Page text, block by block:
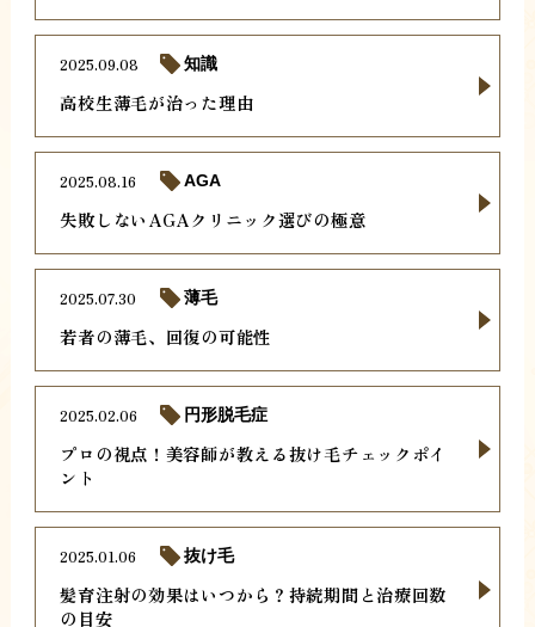
高校生薄毛が治った理由
2025.09.08 知識
失敗しないAGAクリニック選びの極意
2025.08.16 AGA
若者の薄毛、回復の可能性
2025.07.30 薄毛
プロの視点！美容師が教える抜け毛チェックポイ
ント
2025.02.06 円形脱毛症
髪育注射の効果はいつから？持続期間と治療回数
の目安
2025.01.06 抜け毛